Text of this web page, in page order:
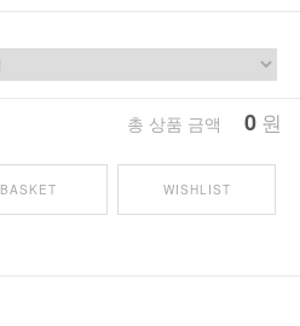
총 상품 금액 0 원
BASKET WISHLIST